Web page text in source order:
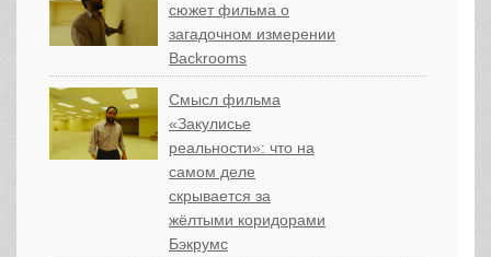
сюжет фильма о
загадочном измерении
Backrooms
Смысл фильма
«Закулисье
реальности»: что на
самом деле
скрывается за
жёлтыми коридорами
Бэкрумс